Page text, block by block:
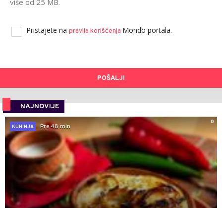
više od 25 MB.
Pristajete na pravila korišćenja Mondo portala.
POŠALJI
NAJNOVIJE
0
KUHINJA
Pre 48 min